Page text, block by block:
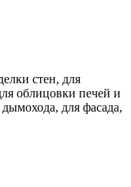
стен, для
облицовки печей и
для фасада,